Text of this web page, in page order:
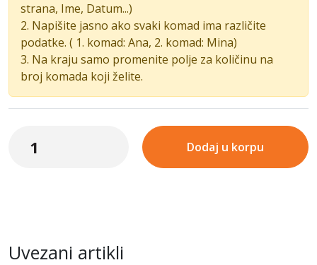
strana, Ime, Datum...)
2. Napišite jasno ako svaki komad ima različite
podatke. ( 1. komad: Ana, 2. komad: Mina)
3. Na kraju samo promenite polje za količinu na
broj komada koji želite.
Dodaj u korpu
Uvezani artikli